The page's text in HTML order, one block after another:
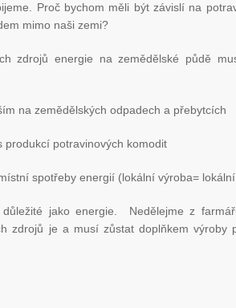
Proč bychom měli být závislí na
mimo naši zemi?
zdrojů energie na zemědělské půdě
na zemědělských odpadech a přebytcích
produkcí potravinových komodit
spotřeby energií (lokální výroba=
důležité jako energie. Nedělejme z
zdrojů je a musí zůstat doplňkem výroby